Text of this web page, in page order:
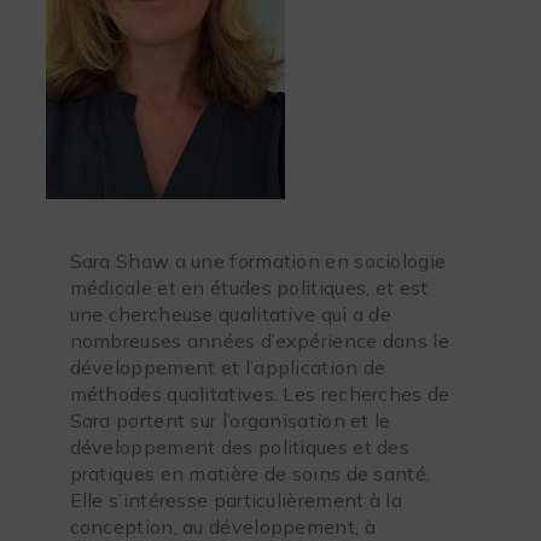
Sara Shaw a une formation en sociologie
médicale et en études politiques, et est
une chercheuse qualitative qui a de
nombreuses années d’expérience dans le
développement et l’application de
méthodes qualitatives. Les recherches de
Sara portent sur l’organisation et le
développement des politiques et des
pratiques en matière de soins de santé.
Elle s’intéresse particulièrement à la
conception, au développement, à